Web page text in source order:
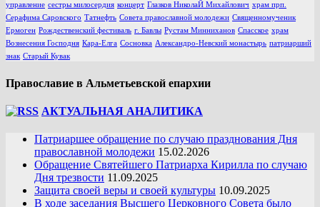
управление сестры милосердия концерт Глазков НиколаЙ Михайлович храм прп.
Серафима Саровского Татнефть Совета православной молодежи Священномученик
Ермоген Рождественский фестиваль г. Бавлы Рустам Минниханов Спасское храм
Вознесения Господня Кара-Елга Сосновка Александро-Невский монастырь патриарший
знак Старый Кувак
Православие в Альметьевской епархии
АКТУАЛЬНАЯ АНАЛИТИКА
Патриаршее обращение по случаю празднования Дня
православной молодежи 15.02.2026
Обращение Святейшего Патриарха Кирилла по случаю
Дня трезвости 11.09.2025
Защита своей веры и своей культуры 10.09.2025
В ходе заседания Высшего Церковного Совета было